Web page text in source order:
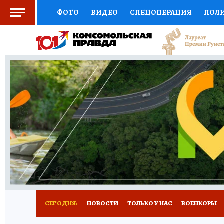
ФОТО ВИДЕО СПЕЦОПЕРАЦИЯ
СОЦПОДДЕРЖКА НАУКА СПОРТ
ВЫБОР ЭКСПЕРТОВ ДОКТОР
КНИЖНАЯ ПОЛКА ПРОГНОЗЫ НА СПОРТ
ПРЕСС-ЦЕНТР НЕДВИЖИМОСТЬ
РАДИО КП РЕКЛАМА ТЕСТЫ НОВОЕ
СЕГОДНЯ: НОВОСТИ ТОЛЬКО У НАС ВОЕНКОРЫ